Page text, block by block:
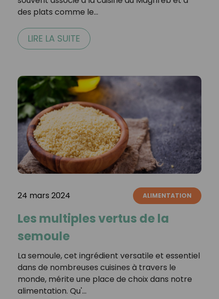
des plats comme le…
LIRE LA SUITE
24 mars 2024 ALIMENTATION
Les multiples vertus de la
semoule
La semoule, cet ingrédient versatile et essentiel
dans de nombreuses cuisines à travers le
monde, mérite une place de choix dans notre
alimentation. Qu'…